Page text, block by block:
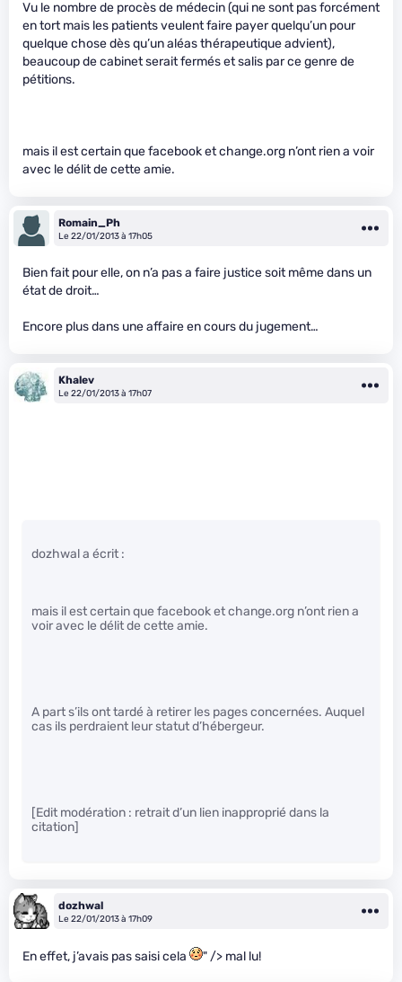
Vu le nombre de procès de médecin (qui ne sont pas forcément
en tort mais les patients veulent faire payer quelqu’un pour
quelque chose dès qu’un aléas thérapeutique advient),
beaucoup de cabinet serait fermés et salis par ce genre de
pétitions.
mais il est certain que facebook et change.org n’ont rien a voir
avec le délit de cette amie.
Romain_Ph
Le 22/01/2013 à 17h05
Bien fait pour elle, on n’a pas a faire justice soit même dans un
état de droit…
Encore plus dans une affaire en cours du jugement…
Khalev
Le 22/01/2013 à 17h07
dozhwal a écrit :
mais il est certain que facebook et change.org n’ont rien a
voir avec le délit de cette amie.
A part s’ils ont tardé à retirer les pages concernées. Auquel
cas ils perdraient leur statut d’hébergeur.
[Edit modération : retrait d’un lien inapproprié dans la
citation]
dozhwal
Le 22/01/2013 à 17h09
En effet, j’avais pas saisi cela " /> mal lu!